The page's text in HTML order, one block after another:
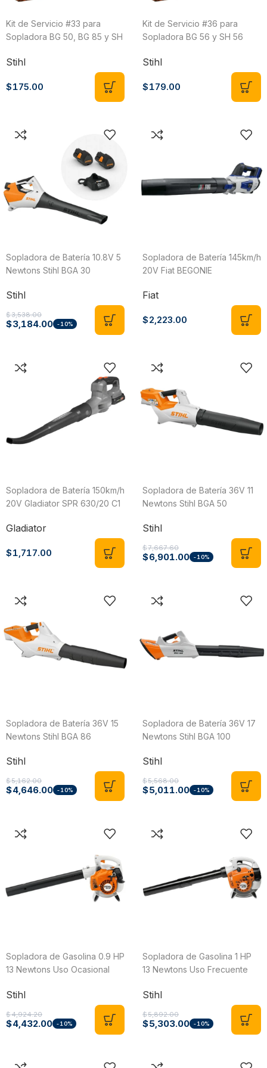
Kit de Servicio #33 para
Sopladora BG 50, BG 85 y SH
Stihl
$175.00
Kit de Servicio #36 para
Sopladora BG 56 y SH 56
Stihl
$179.00
Sopladora de Batería 10.8V 5
Newtons Stihl BGA 30
Stihl
$3,538.00
$3,184.00 -10%
Sopladora de Batería 145km/h
20V Fiat BEGONIE
Fiat
$2,223.00
Sopladora de Batería 150km/h
20V Gladiator SPR 630/20 C1
Gladiator
$1,717.00
Sopladora de Batería 36V 11
Newtons Stihl BGA 50
Stihl
$7,667.60
$6,901.00 -10%
Sopladora de Batería 36V 15
Newtons Stihl BGA 86
Stihl
$5,162.00
$4,646.00 -10%
Sopladora de Batería 36V 17
Newtons Stihl BGA 100
Stihl
$5,568.00
$5,011.00 -10%
Sopladora de Gasolina 0.9 HP
13 Newtons Uso Ocasional
Stihl
$4,924.20
$4,432.00 -10%
Sopladora de Gasolina 1 HP
13 Newtons Uso Frecuente
Stihl
$5,892.00
$5,303.00 -10%